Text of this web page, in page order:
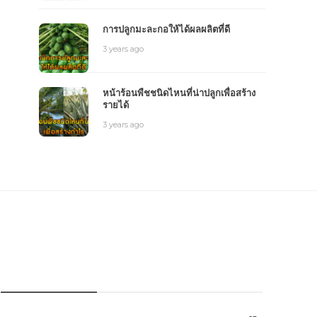
การปลูกมะละกอให้ได้ผลผลิตที่ดี
3 years ago
หน้าร้อนพืชชนิดไหนที่น่าปลูกเพื่อสร้าง
รายได้
3 years ago